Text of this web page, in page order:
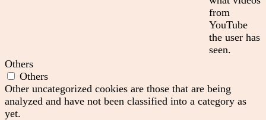
from
YouTube
the user has
seen.
Others
Others
Other uncategorized cookies are those that are being
analyzed and have not been classified into a category as
yet.